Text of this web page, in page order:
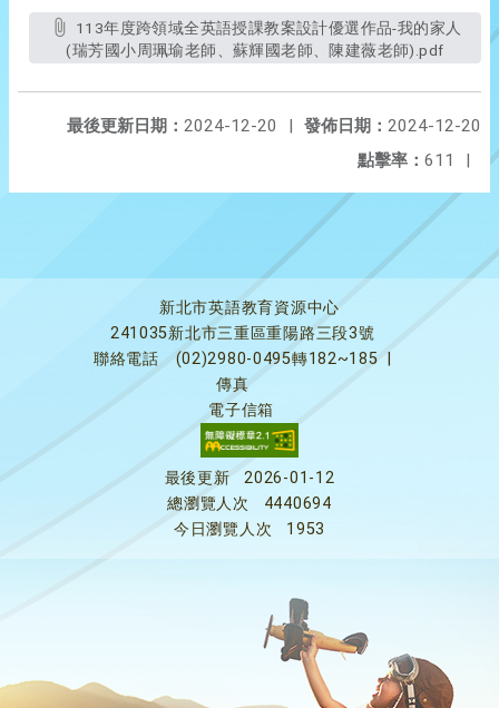
(瑞芳國小周珮瑜老師、蘇輝國老師、陳建薇老師).pdf
發佈日期： 2024-12-20
最後更新日期： 2024-12-20
|
點擊率： 611 |
新北市英語教育資源中心
241035新北市三重區重陽路三段3號
聯絡電話
(02)2980-0495轉182~185
傳真
電子信箱
最後更新
2026-01-12
總瀏覽人次
4440694
今日瀏覽人次
1953